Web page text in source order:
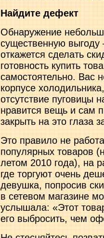
Найдите дефект
Обнаружение
существенную выгоду
откажется сделать
готовность купить
самостоятельно. Вас
корпусе
отсутствие пуговицы
нравится вещь и сам
закрыть на это глаза
Это правило не
популярных товаров
летом 2010 года), на
где торгуют очень
девушка, попросив
в сетевом магазине
услышала: «Этот
его выбросить, чем